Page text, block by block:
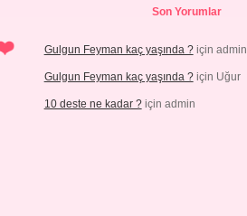
Son Yorumlar
Gulgun Feyman kaç yaşında ?için admin
Gulgun Feyman kaç yaşında ?için Uğur
10 deste ne kadar ?için admin